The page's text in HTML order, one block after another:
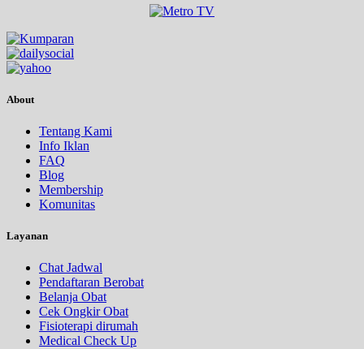
About
Tentang Kami
Info Iklan
FAQ
Blog
Membership
Komunitas
Layanan
Chat Jadwal
Pendaftaran Berobat
Belanja Obat
Cek Ongkir Obat
Fisioterapi dirumah
Medical Check Up